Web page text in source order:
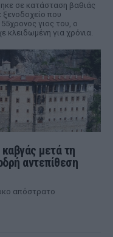
σε κατάσταση βαθιάς
που
γιος του, ο
κλειδωμένη για χρόνια.
μετά τη
αντεπίθεση
απόστρατο